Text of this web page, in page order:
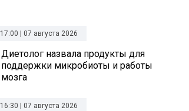
17:00 | 07 августа 2026
Диетолог назвала продукты для
поддержки микробиоты и работы
мозга
16:30 | 07 августа 2026